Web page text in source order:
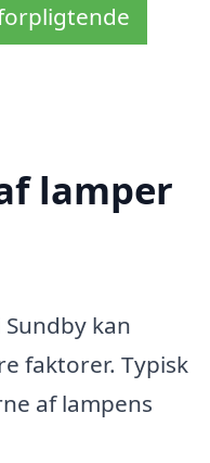
lamper
kan
faktorer. Typisk
af lampens